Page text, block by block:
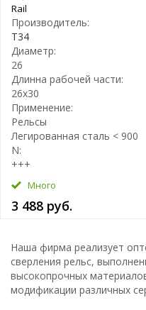
Rail
Производитель:
T34
Диаметр:
26
Длинна рабочей части:
26х30
Применение:
Рельсы
Легированная сталь < 900
N:
+++
Много
3 488 руб.
Наша фирма реализует
сверления рельс,
высокопрочных
модификации различных